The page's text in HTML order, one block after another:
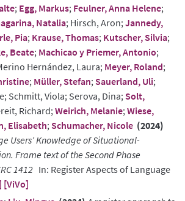
; Egg, Markus; Feulner, Anna Helene;
Natalia; Hirsch, Aron; Jannedy,
Pia; Krause, Thomas; Kutscher, Silvia;
Beate; Machicao y Priemer, Antonio;
Hernández, Laura; Meyer, Roland;
; Müller, Stefan; Sauerland, Uli;
Schmitt, Viola; Serova, Dina; Solt,
Richard; Weirich, Melanie; Wiese,
Elisabeth; Schumacher, Nicole (2024)
Users’ Knowledge of Situational-
Frame text of the Second Phase
1412 In: Register Aspects of Language
[ViVo]